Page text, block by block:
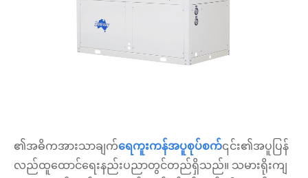
၏အဓိကအားသာချက်ရေကူးကန်အပူစုပ်စက်၎င်း၏အပူပြန်
လည်ထူထောင်ရေးနည်းပညာတွင်တည်ရှိသည်။ သမားရိုးကျ